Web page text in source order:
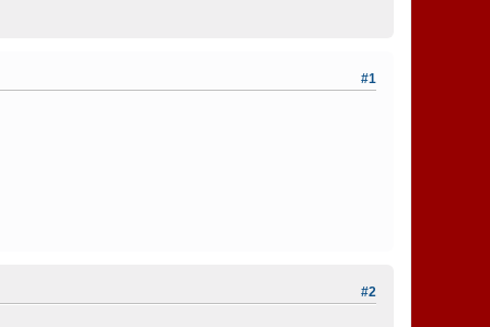
#1
#2